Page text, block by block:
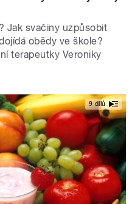
Jak svačiny uzpůsobit
obědy ve škole?
terapeutky Veroniky
9 dílů